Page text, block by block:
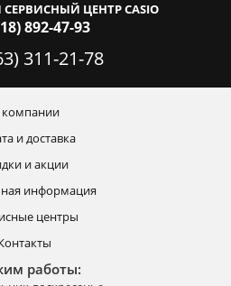
ЦЕНТР CASIO
892-47-93
311-21-78
и доставка
и акции
информация
центры
работы: